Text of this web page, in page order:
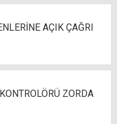
AÇIK ÇAĞRI
ZORDA